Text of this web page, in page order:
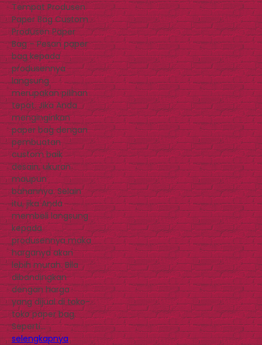
Tempat Produsen
Paper Bag Custom
Produsen Paper
Bag – Pesan paper
bag kepada
produsennya
langsung
merupakan pilihan
tepat. Jika Anda
menginginkan
paper bag dengan
pembuatan
custom baik
desain, ukuran
maupun
bahannya. Selain
itu, jika Anda
membeli langsung
kepada
produsennya maka
harganya akan
lebih murah. Bila
dibandingkan
dengan harga
yang dijual di toko-
toko paper bag.
Seperti…
selengkapnya